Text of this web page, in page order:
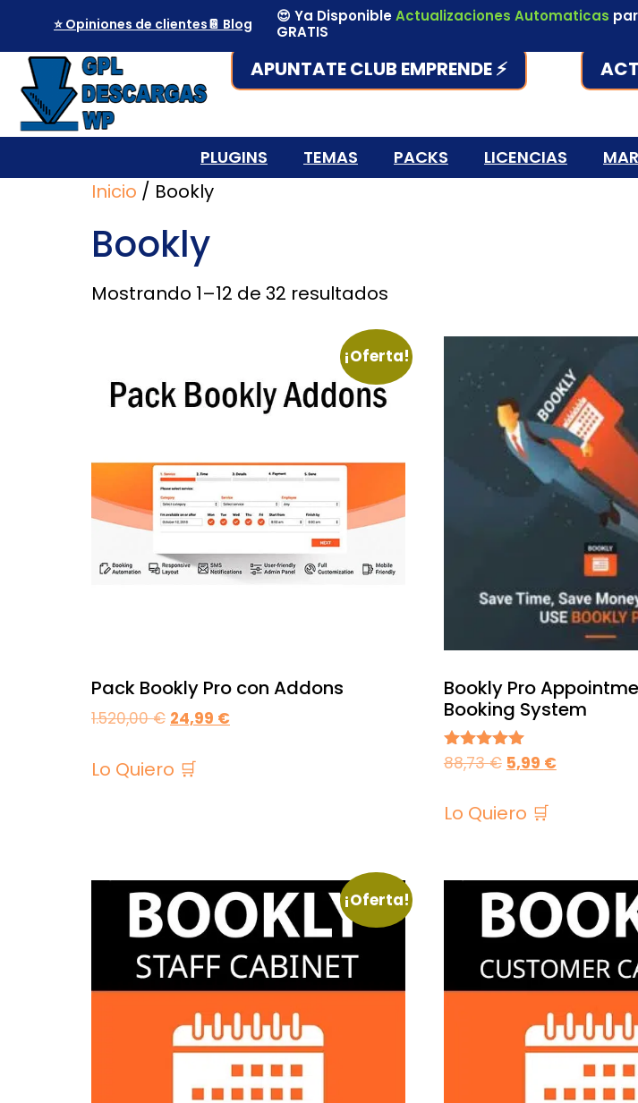
⭐ Opiniones de clientes📔 Blog 😍 Ya DisponibleActualizaciones Automaticas
GRATIS
APUNTATE CLUB EMPRENDE ⚡
PLUGINS TEMAS PACKS LICENCIAS
Inicio / Bookly
Bookly
Mostrando 1–12 de 32 resultados
¡Oferta!
Pack Bookly Pro con Addons
1.520,00€ 24,99 €
Lo Quiero 🛒
Bookly Pro
Booking System
Valorado en
4.98
88,73€ 5,99 €
Lo Quiero 🛒
¡Oferta!